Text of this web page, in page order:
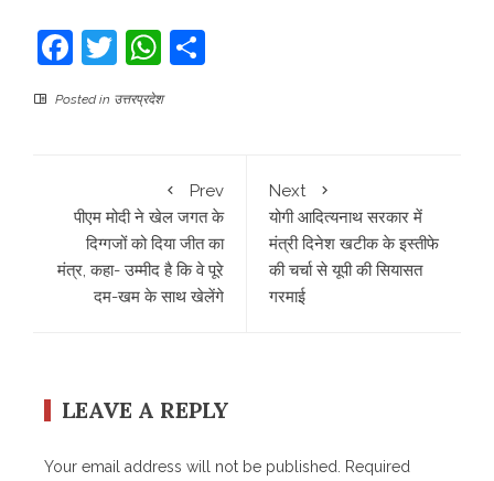
Facebook
TwitterWhatsApp
Posted in उत्तरप्रदेश
Prev
पीएम मोदी ने खेल जगत के
दिग्गजों को दिया जीत का
मंत्र, कहा- उम्मीद है कि वे पूरे
दम-खम के साथ खेलेंगे
Next
योगी आद‍ित्‍यनाथ सरकार में
मंत्री द‍िनेश खटीक के इस्‍तीफे
की चर्चा से यूपी की स‍ियासत
गरमाई
LEAVE A REPLY
Your email address will not be published.
Required